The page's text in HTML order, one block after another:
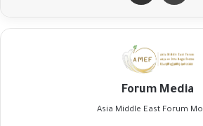
Forum Media
Asia Middle East Forum